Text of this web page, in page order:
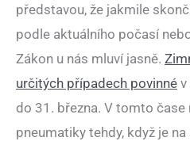
představou, že jakmile
podle aktuálního počasí
Zákon u nás mluví jasně.
určitých případech povinné v
do 31. března. V tomto
pneumatiky tehdy, když je